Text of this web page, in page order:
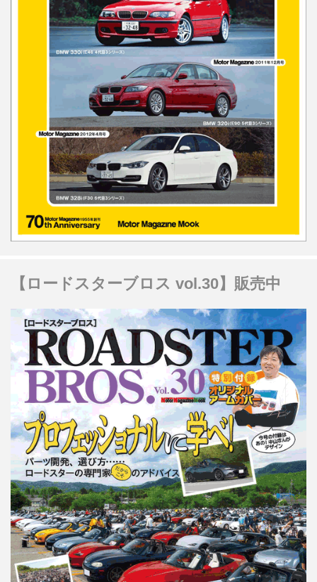
【ロードスターブロス vol.30】販売中